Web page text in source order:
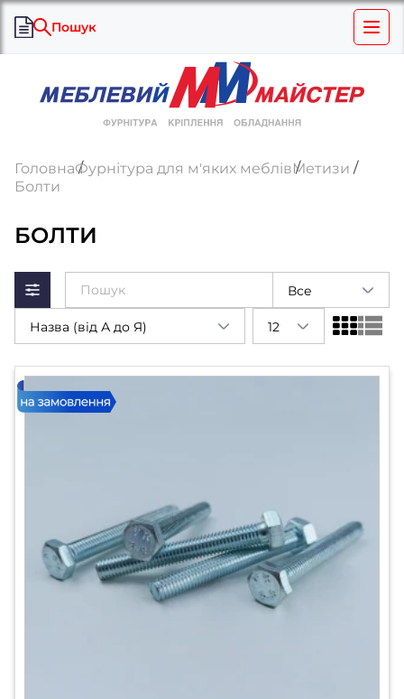
Пошук
ГоловнаФурнітура для м'яких меблівМетизи
Болти
БОЛТИ
Все
Назва (від А до Я) 12